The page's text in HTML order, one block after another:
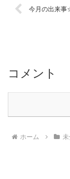
今月の出来
コメント
ホーム